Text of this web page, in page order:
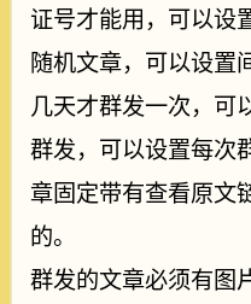
证号才能用，可以设
随机文章，可以设置
几天才群发一次，可
群发，可以设置每次
章固定带有查看原文
的。
群发的文章必须有图